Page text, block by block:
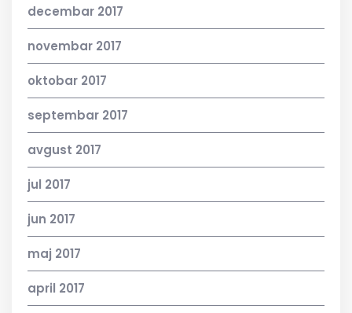
decembar 2017
novembar 2017
oktobar 2017
septembar 2017
avgust 2017
jul 2017
jun 2017
maj 2017
april 2017